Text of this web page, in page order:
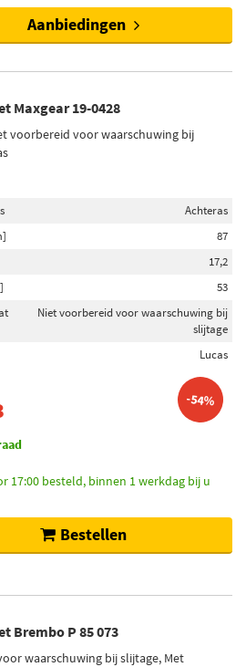
Aanbiedingen
Maxgear 19-0428
voorbereid voor waarschuwing bij
Achteras
87
17,2
53
Niet voorbereid voor waarschuwing bij
slijtage
Lucas
-54%
17:00 besteld, binnen 1 werkdag bij u
Bestellen
Brembo P 85 073
waarschuwing bij slijtage, Met